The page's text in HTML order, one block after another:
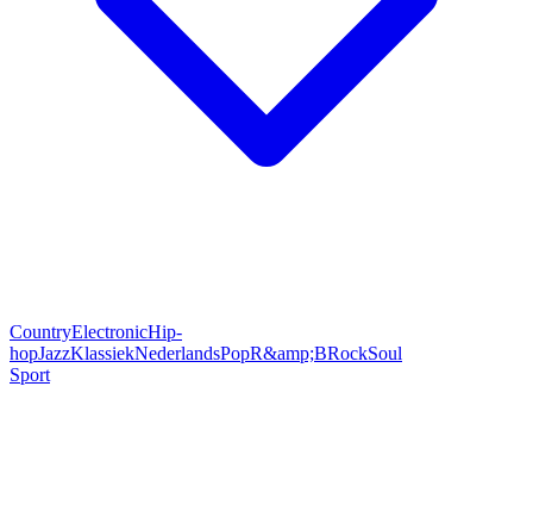
CountryElectronicHip-
hopJazzKlassiekNederlandsPopR&amp;BRockSoul
Sport